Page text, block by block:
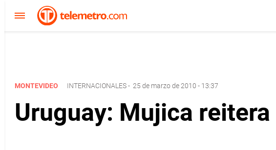
MONTEVIDEO INTERNACIONALES- 25 de marzo de 2010 - 13:37
Uruguay: Mujica